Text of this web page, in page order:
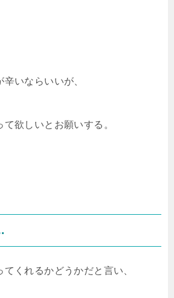
いならいいが、
欲しいとお願いする。
くれるかどうかだと言い、